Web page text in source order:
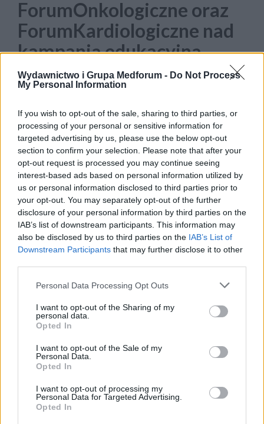
Wydawnictwo i Grupa Medforum - Do Not Process
My Personal Information
If you wish to opt-out of the sale, sharing to third parties, or
processing of your personal or sensitive information for
targeted advertising by us, please use the below opt-out
section to confirm your selection. Please note that after your
opt-out request is processed you may continue seeing
interest-based ads based on personal information utilized by
us or personal information disclosed to third parties prior to
your opt-out. You may separately opt-out of the further
disclosure of your personal information by third parties on the
IAB’s list of downstream participants. This information may
also be disclosed by us to third parties on the IAB’s List of
Downstream Participants that may further disclose it to other
Personal Data Processing Opt Outs
I want to opt-out of the Sharing of my
personal data.
Opted In
I want to opt-out of the Sale of my
Personal Data.
Opted In
I want to opt-out of processing my
Personal Data for Targeted Advertising.
Opted In
ForumOnkologiczne oraz
ForumKardiologiczne nad
kampanią edukacyjną
„Świadomy Pacjent”
Wystartowała kolejna edycja
kampanii „Świadomy Pacjent” mająca na
celu uświadomienie pacjentom, że
stanowią istotne ogniwo w całym procesie
terapeutycznym – ich wiedza,
zaangażowanie oraz odpowiedzialność
mają znaczenie.
Wysoce edukacyjny przekaz został
zapewniony dzięki wsparciu pacjentów oraz
wybitnych autorytetów z poszczególnych
obszarów terapeutycznych, którzy podjęli
temat od strony profilaktyki, diagnostyki oraz
leczenia.
W ramach kampanii zaplanowano szereg
tematy związane z profilaktyką, diagnostyką